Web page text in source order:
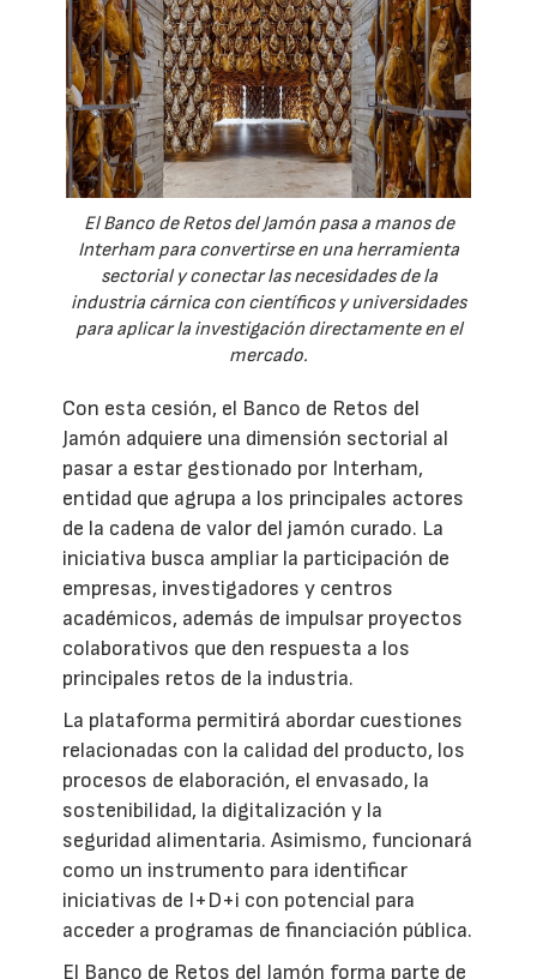
El Banco de Retos del Jamón pasa a manos de
Interham para convertirse en una herramienta
sectorial y conectar las necesidades de la
industria cárnica con científicos y universidades
para aplicar la investigación directamente en el
mercado.
Con esta cesión, el Banco de Retos del
Jamón adquiere una dimensión sectorial al
pasar a estar gestionado por Interham,
entidad que agrupa a los principales actores
de la cadena de valor del jamón curado. La
iniciativa busca ampliar la participación de
empresas, investigadores y centros
académicos, además de impulsar proyectos
colaborativos que den respuesta a los
principales retos de la industria.
La plataforma permitirá abordar cuestiones
relacionadas con la calidad del producto, los
procesos de elaboración, el envasado, la
sostenibilidad, la digitalización y la
seguridad alimentaria. Asimismo, funcionará
como un instrumento para identificar
iniciativas de I+D+i con potencial para
acceder a programas de financiación pública.
El Banco de Retos del Jamón forma parte de